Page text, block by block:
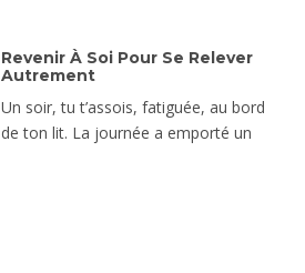
Revenir À Soi Pour Se Relever
Autrement
Un soir, tu t’assois, fatiguée, au bord
de ton lit. La journée a emporté un